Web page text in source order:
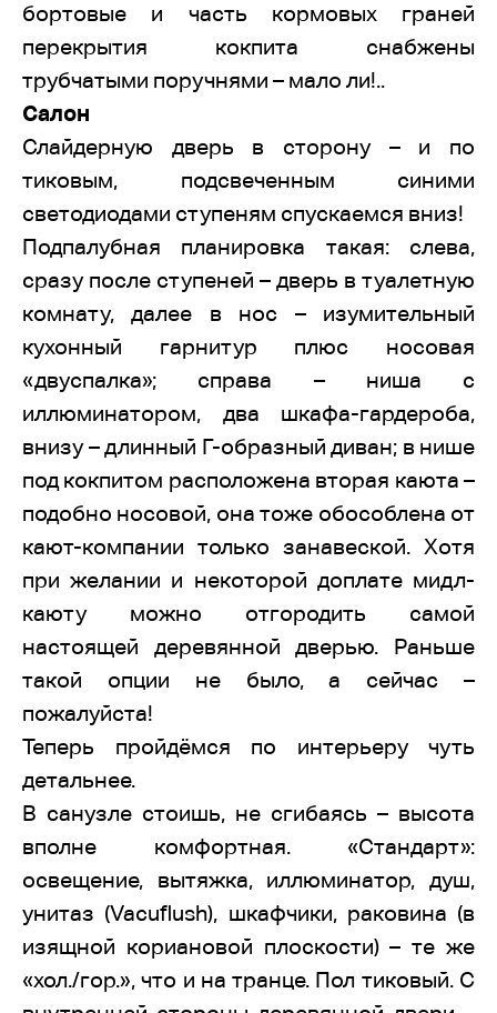
бортовые и часть кормовых граней
перекрытия кокпита снабжены
трубчатыми поручнями – мало ли!..
Салон
Слайдерную дверь в сторону – и по
тиковым, подсвеченным синими
светодиодами ступеням спускаемся вниз!
Подпалубная планировка такая: слева,
сразу после ступеней – дверь в туалетную
комнату, далее в нос – изумительный
кухонный гарнитур плюс носовая
«двуспалка»; справа – ниша с
иллюминатором, два шкафа-гардероба,
внизу – длинный Г-образный диван; в нише
под кокпитом расположена вторая каюта –
подобно носовой, она тоже обособлена от
кают-компании только занавеской. Хотя
при желании и некоторой доплате мидл-
каюту можно отгородить самой
настоящей деревянной дверью. Раньше
такой опции не было, а сейчас –
пожалуйста!
Теперь пройдёмся по интерьеру чуть
детальнее.
В санузле стоишь, не сгибаясь – высота
вполне комфортная. «Стандарт»:
освещение, вытяжка, иллюминатор, душ,
унитаз (Vacuflush), шкафчики, раковина (в
изящной кориановой плоскости) – те же
«хол./гор.», что и на транце. Пол тиковый. С